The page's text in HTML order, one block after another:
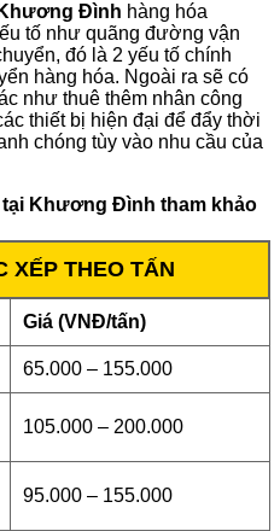
Đình hàng hóa
tố như quãng đường vận
đó là 2 yếu tố chính
hàng hóa. Ngoài ra sẽ có
như thuê thêm nhân công
thiết bị hiện đại để đẩy thời
chóng tùy vào nhu cầu của
Khương Đình tham khảo
XẾP THEO TẤN
Giá (VNĐ/tấn)
65.000 – 155.000
105.000 – 200.000
95.000 – 155.000